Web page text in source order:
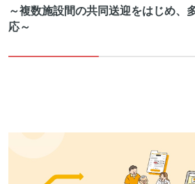
～複数施設間の共同送迎をはじめ、
応～